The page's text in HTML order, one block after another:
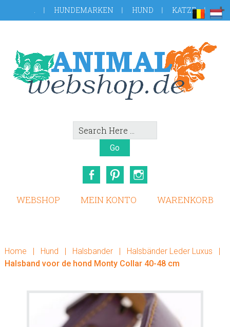
to
Fußzeile
. HUNDEMARKEN HUND KATZE
Search
Here
FacebookPinterest
WEBSHOP MEIN KONTO WARENKORB
Home | Hund | Halsbander | Halsbänder Leder Luxus
|
Halsband voor de hond Monty Collar 40-48 cm